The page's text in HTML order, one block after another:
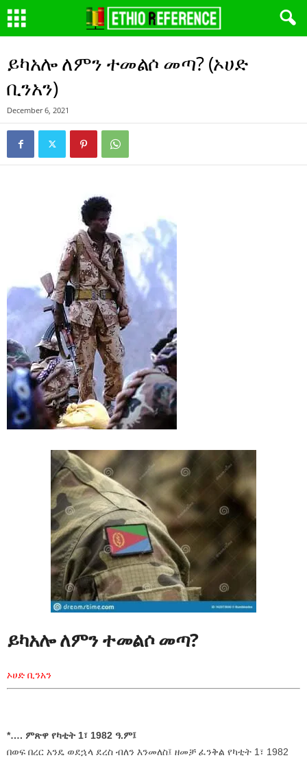
ይካአሎ ለምን ተመልሶ መጣ? (ኦሀድ
ቢንአን)
December 6, 2021
ይካአሎ ለምን ተመልሶ መጣ?
ኦሀድ ቢንአን
*…. ምጽዋ የካቲት 1፣ 1982 ዓ.ም፤
በወፍ በረር አንዴ ወደኋላ ደረስ ብለን እንመለስ፤ ዘመቻ ፈንቅል የካቲት 1፣ 1982